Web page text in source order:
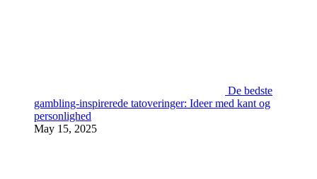
De bedste
gambling-inspirerede tatoveringer: Ideer med kant og
personlighed
May 15, 2025